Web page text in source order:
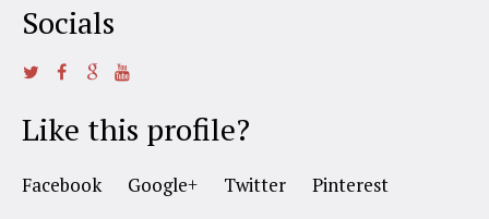
Socials
Like this profile?
Facebook Google+ Twitter Pinterest